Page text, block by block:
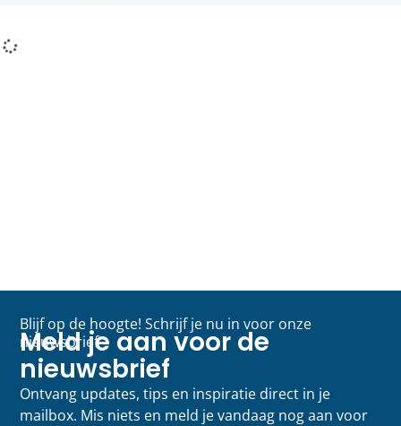
Blijf op de hoogte! Schrijf je nu in voor onze
nieuwsbrief
Meld je aan voor de
nieuwsbrief
Ontvang updates, tips en inspiratie direct in je
mailbox. Mis niets en meld je vandaag nog aan voor